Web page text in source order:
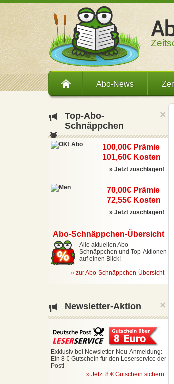
Abo-News
×
Top-Abo-
Schnäppchen
100,00€ Prämie
101,60€ Kosten
» Jetzt zuschlagen!
70,00€ Prämie
72,55€ Kosten
» Jetzt zuschlagen!
Abo-Schnäppchen-Übersicht
Alle aktuellen Abo-
Schnäppchen und Top-Aktionen
auf einen Blick!
» zur Abo-Schnäppchen-Übersicht
×
Newsletter-Aktion
Exklusiv bei Newsletter-Neu-Anmeldung:
Ein 8 € Gutschein für den Leserservice der
Post!
» Jetzt 8 € Gutschein sichern